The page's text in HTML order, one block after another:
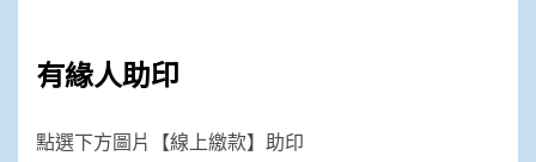
有緣人助印
點選下方圖片【線上繳款】助印